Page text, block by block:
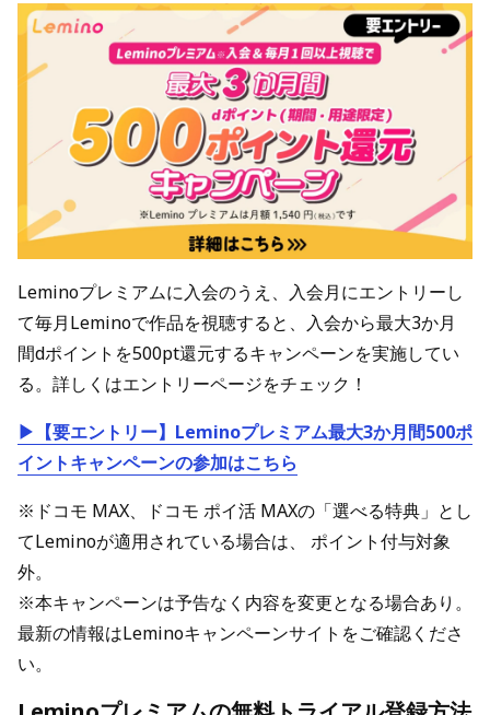
Leminoプレミアムに入会のうえ、入会月にエントリーし
て毎月Leminoで作品を視聴すると、入会から最大3か月
間dポイントを500pt還元するキャンペーンを実施してい
る。詳しくはエントリーページをチェック！
▶【要エントリー】Leminoプレミアム最大3か月間500ポ
イントキャンペーンの参加はこちら
※ドコモ MAX、ドコモ ポイ活 MAXの「選べる特典」とし
てLeminoが適用されている場合は、 ポイント付与対象
外。
※本キャンペーンは予告なく内容を変更となる場合あり。
最新の情報はLeminoキャンペーンサイトをご確認くださ
い。